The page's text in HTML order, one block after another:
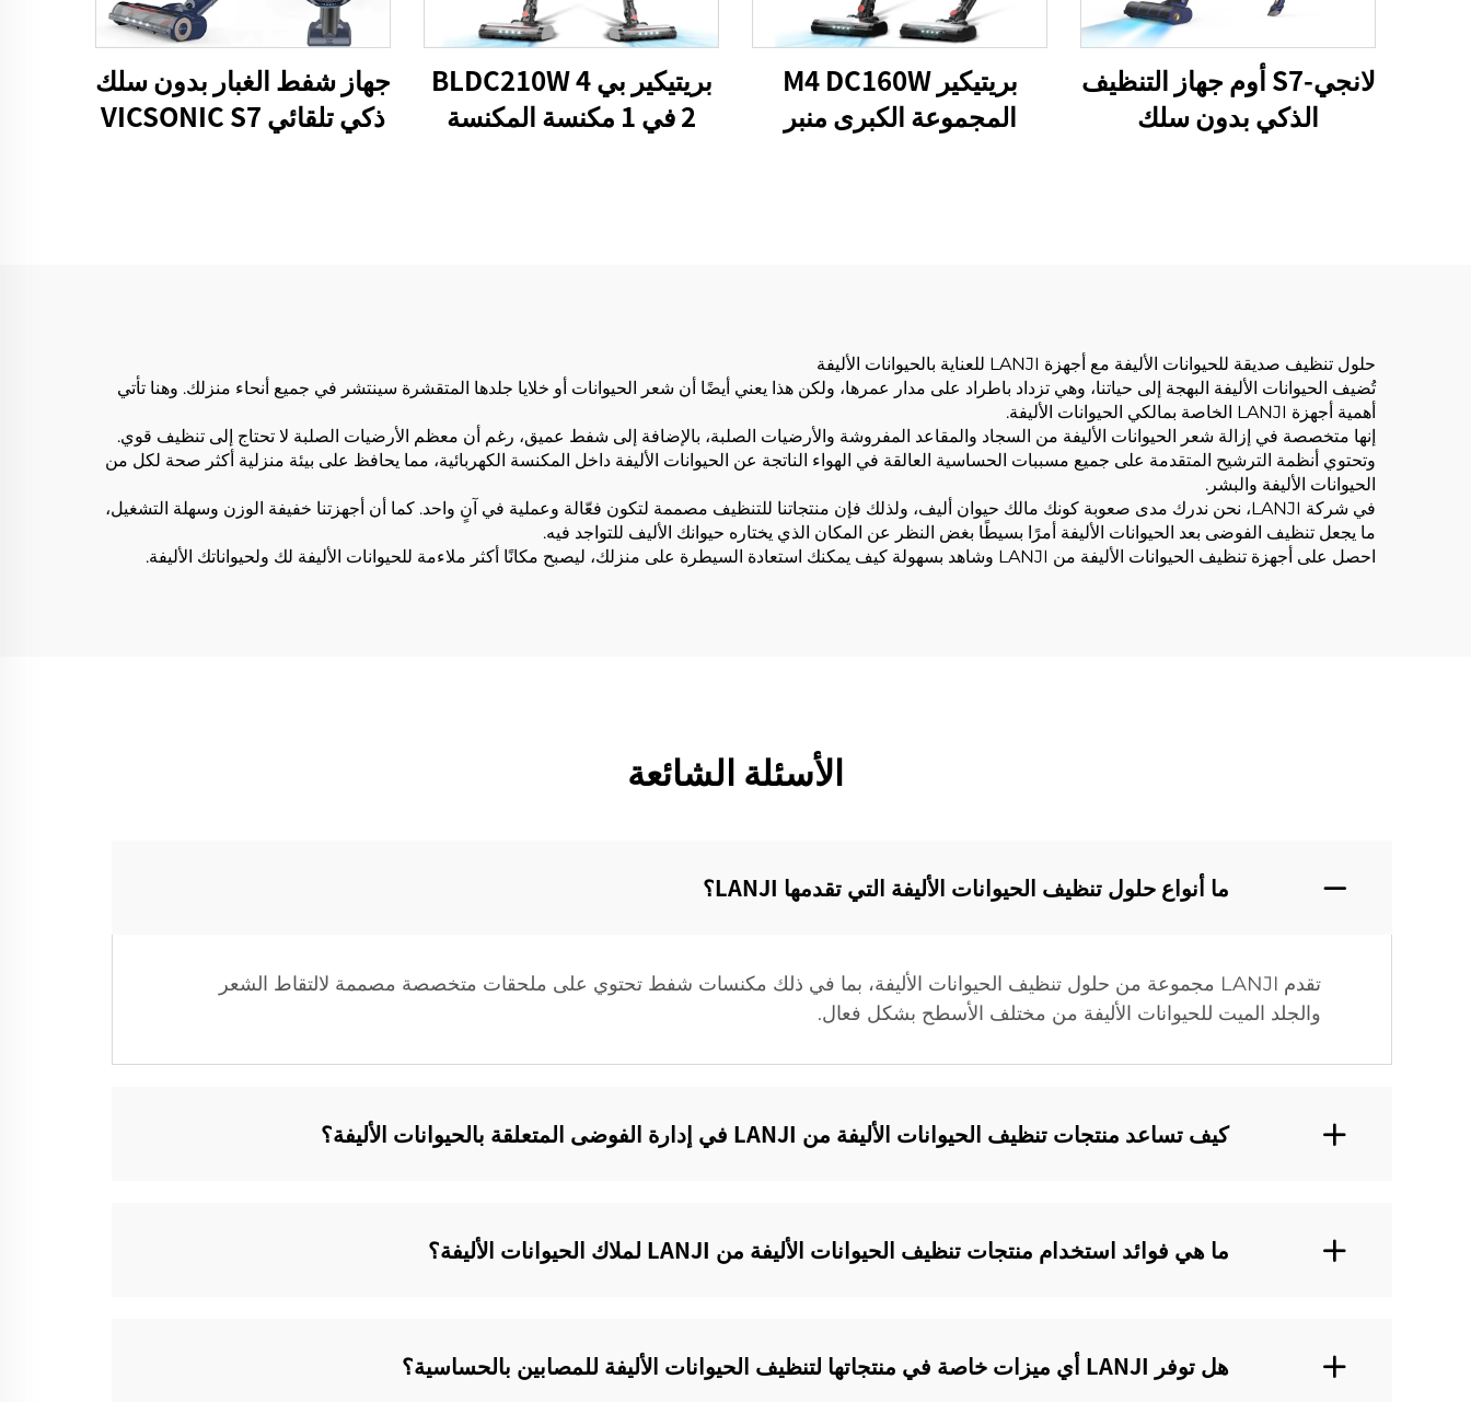
لانجي-S7 أوم جهاز التنظيف
الذكي بدون سلك
بريتيكير M4 DC160W
المجموعة الكبرى منبر
بريتيكير بي 4 BLDC210W
2 في 1 مكنسة المكنسة
جهاز شفط الغبار بدون سلك
ذكي تلقائي VICSONIC S7
حلول تنظيف صديقة للحيوانات الأليفة مع أجهزة LANJI للعناية بالحيوانات الأليفة
تُضيف الحيوانات الأليفة البهجة إلى حياتنا، وهي تزداد باطراد على مدار عمرها، ولكن هذا يعني أيضًا أن شعر الحيوانات أو خلايا جلدها المتقشرة سينتشر في جميع أنحاء منزلك. وهنا تأتي
أهمية أجهزة LANJI الخاصة بمالكي الحيوانات الأليفة.
إنها متخصصة في إزالة شعر الحيوانات الأليفة من السجاد والمقاعد المفروشة والأرضيات الصلبة، بالإضافة إلى شفط عميق، رغم أن معظم الأرضيات الصلبة لا تحتاج إلى تنظيف قوي.
وتحتوي أنظمة الترشيح المتقدمة على جميع مسببات الحساسية العالقة في الهواء الناتجة عن الحيوانات الأليفة داخل المكنسة الكهربائية، مما يحافظ على بيئة منزلية أكثر صحة لكل من
الحيوانات الأليفة والبشر.
في شركة LANJI، نحن ندرك مدى صعوبة كونك مالك حيوان أليف، ولذلك فإن منتجاتنا للتنظيف مصممة لتكون فعّالة وعملية في آنٍ واحد. كما أن أجهزتنا خفيفة الوزن وسهلة التشغيل،
ما يجعل تنظيف الفوضى بعد الحيوانات الأليفة أمرًا بسيطًا بغض النظر عن المكان الذي يختاره حيوانك الأليف للتواجد فيه.
احصل على أجهزة تنظيف الحيوانات الأليفة من LANJI وشاهد بسهولة كيف يمكنك استعادة السيطرة على منزلك، ليصبح مكانًا أكثر ملاءمة للحيوانات الأليفة لك ولحيواناتك الأليفة.
الأسئلة الشائعة
ما أنواع حلول تنظيف الحيوانات الأليفة التي تقدمها LANJI؟‌
تقدم LANJI مجموعة من حلول تنظيف الحيوانات الأليفة، بما في ذلك مكنسات شفط تحتوي على ملحقات متخصصة مصممة لالتقاط الشعر
والجلد الميت للحيوانات الأليفة من مختلف الأسطح بشكل فعال.
كيف تساعد منتجات تنظيف الحيوانات الأليفة من LANJI في إدارة الفوضى المتعلقة بالحيوانات الأليفة؟‌
ما هي فوائد استخدام منتجات تنظيف الحيوانات الأليفة من LANJI لملاك الحيوانات الأليفة؟
هل توفر LANJI أي ميزات خاصة في منتجاتها لتنظيف الحيوانات الأليفة للمصابين بالحساسية؟